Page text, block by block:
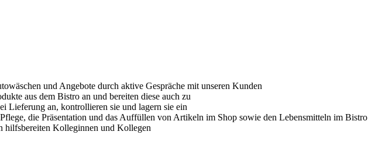
und Angebote durch aktive Gespräche mit unseren Kunden
aus dem Bistro an und bereiten diese auch zu
Lieferung an, kontrollieren sie und lagern sie ein
die Präsentation und das Auffüllen von Artikeln im Shop sowie den Lebensmitteln im Bistro
hilfsbereiten Kolleginnen und Kollegen